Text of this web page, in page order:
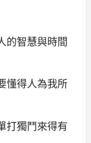
的智慧與時間
懂得人為我所
打獨鬥來得有